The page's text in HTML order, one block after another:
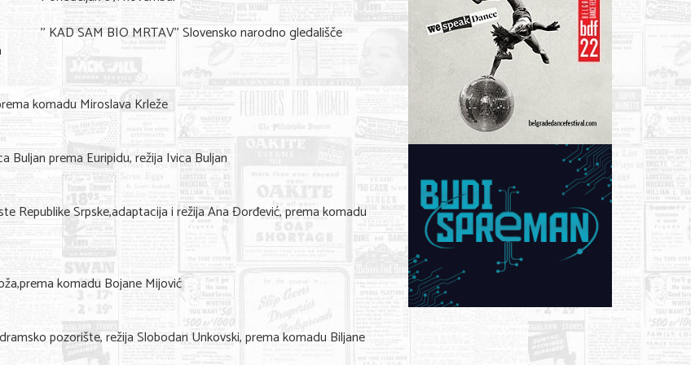
’’ KAD SAM BIO MRTAV’’ Slovensko narodno gledališče
komadu Miroslava Krleže
Buljan prema Euripidu, režija Ivica Buljan
Republike Srpske,adaptacija i režija Ana Đorđević, prema komadu
komadu Bojane Mijović
pozorište, režija Slobodan Unkovski, prema komadu Biljane